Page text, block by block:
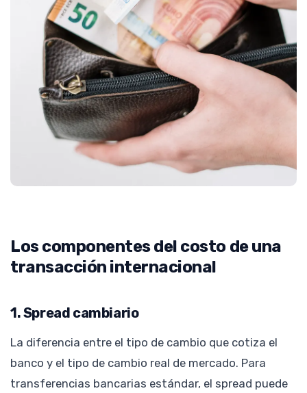
Los componentes del costo de una
transacción internacional
1. Spread cambiario
La diferencia entre el tipo de cambio que cotiza el
banco y el tipo de cambio real de mercado. Para
transferencias bancarias estándar, el spread puede